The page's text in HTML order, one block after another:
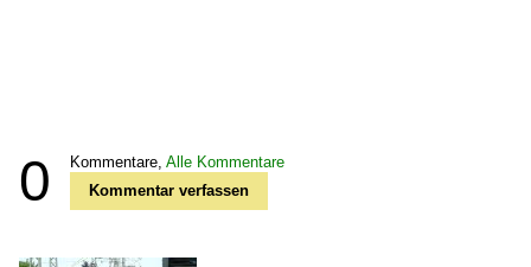
0 Kommentare, Alle Kommentare
Kommentar verfassen